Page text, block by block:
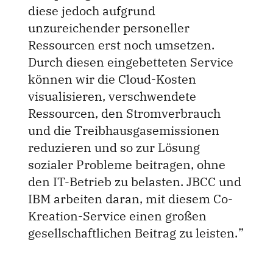
diese jedoch aufgrund
unzureichender personeller
Ressourcen erst noch umsetzen.
Durch diesen eingebetteten Service
können wir die Cloud-Kosten
visualisieren, verschwendete
Ressourcen, den Stromverbrauch
und die Treibhausgasemissionen
reduzieren und so zur Lösung
sozialer Probleme beitragen, ohne
den IT-Betrieb zu belasten. JBCC und
IBM arbeiten daran, mit diesem Co-
Kreation-Service einen großen
gesellschaftlichen Beitrag zu leisten.